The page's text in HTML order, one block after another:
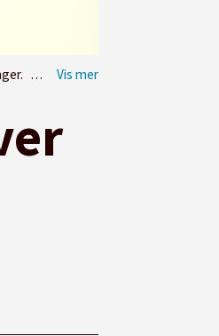
Illustrasjonsfoto: Adobe stock